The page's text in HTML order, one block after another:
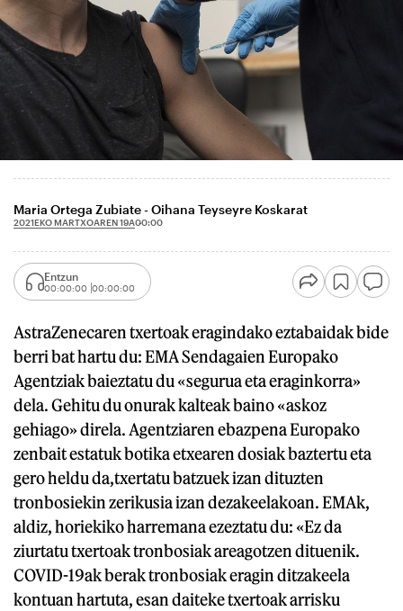
Maria Ortega Zubiate - Oihana Teyseyre Koskarat
2021EKO MARTXOAREN 19A00:00
Entzun
00:00:00 00:00:00
AstraZenecaren txertoak eragindako eztabaidak bide
berri bat hartu du: EMA Sendagaien Europako
Agentziak baieztatu du «segurua eta eraginkorra»
dela. Gehitu du onurak kalteak baino «askoz
gehiago» direla. Agentziaren ebazpena Europako
zenbait estatuk botika etxearen dosiak baztertu eta
gero heldu da,txertatu batzuek izan dituzten
tronbosiekin zerikusia izan dezakeelakoan. EMAk,
aldiz, horiekiko harremana ezeztatu du: «Ez da
ziurtatu txertoak tronbosiak areagotzen dituenik.
COVID-19ak berak tronbosiak eragin ditzakeela
kontuan hartuta, esan daiteke txertoak arrisku